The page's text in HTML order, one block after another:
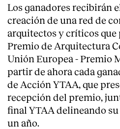
Los ganadores recibirán
creación de una red de
arquitectos y críticos que
Premio de Arquitectura
Unión Europea - Premio
partir de ahora cada
de Acción YTAA, que
recepción del premio,
final YTAA delineando
un año.